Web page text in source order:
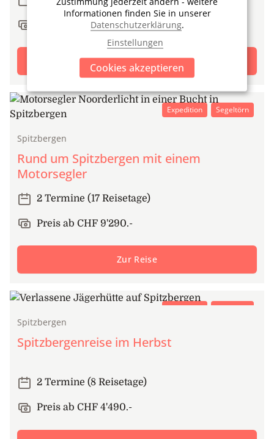
Preis ab CHF 5'020.-
Zur Reise
Expedition Segeltörn
Spitzbergen
Rund um Spitzbergen mit einem
Motorsegler
2 Termine (17 Reisetage)
Preis ab CHF 9'290.-
Zur Reise
Expedition Segeltörn
Spitzbergen
Spitzbergenreise im Herbst
2 Termine (8 Reisetage)
Preis ab CHF 4'490.-
Informationen finden Sie in unserer
Datenschutzerklärung.
Einstellungen
Cookies akzeptieren